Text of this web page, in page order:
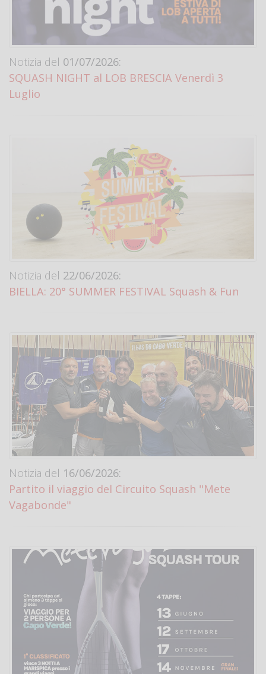
Notizia del 01/07/2026:
SQUASH NIGHT al LOB BRESCIA Venerdì 3
Luglio
Notizia del 22/06/2026:
BIELLA: 20° SUMMER FESTIVAL Squash & Fun
Notizia del 16/06/2026:
Partito il viaggio del Circuito Squash "Mete
Vagabonde"